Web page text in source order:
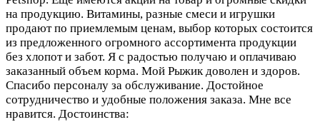
на продукцию. Витамины, разные смеси и игрушки
продают по приемлемым ценам, выбор которых состоится
из предложенного огромного ассортимента продукции
без хлопот и забот. Я с радостью получаю и оплачиваю
заказанный объем корма. Мой Рыжик доволен и здоров.
Спасибо персоналу за обслуживание. Достойное
сотрудничество и удобные положения заказа. Мне все
нравится. Достоинства: